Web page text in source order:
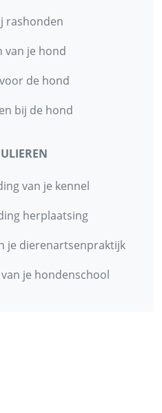
rashonden
van je hond
de hond
bij de hond
van je kennel
herplaatsing
je dierenartsenpraktijk
je hondenschool